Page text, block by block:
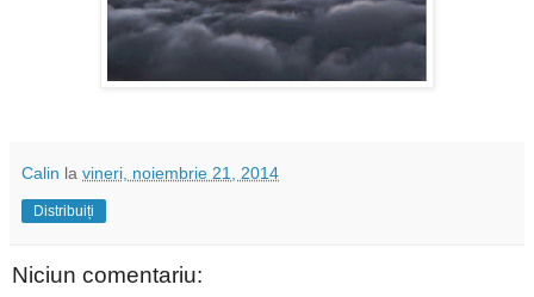
Calin la vineri, noiembrie 21, 2014
Distribuiți
Niciun comentariu: